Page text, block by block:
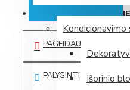
Zehnder (Vokietija)
Mini rekuperatorius
MEDŽIAGOS IR
Išorinio
PAGEIDAUTI
PALYGINTI